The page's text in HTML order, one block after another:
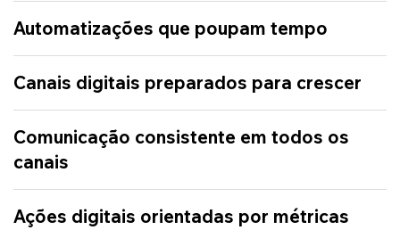
Automatizações que poupam tempo
Canais digitais preparados para crescer
Comunicação consistente em todos os
canais
Ações digitais orientadas por métricas